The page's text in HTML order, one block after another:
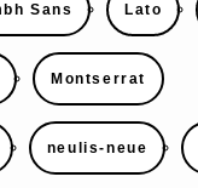
Sans Lato
Montserrat
neulis-neue